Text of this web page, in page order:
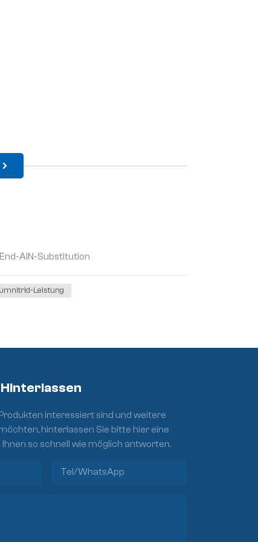
AlN-Substitution
Leistung
interessiert sind und weitere
hinterlassen Sie bitte hier eine
so schnell wie möglich antworten.